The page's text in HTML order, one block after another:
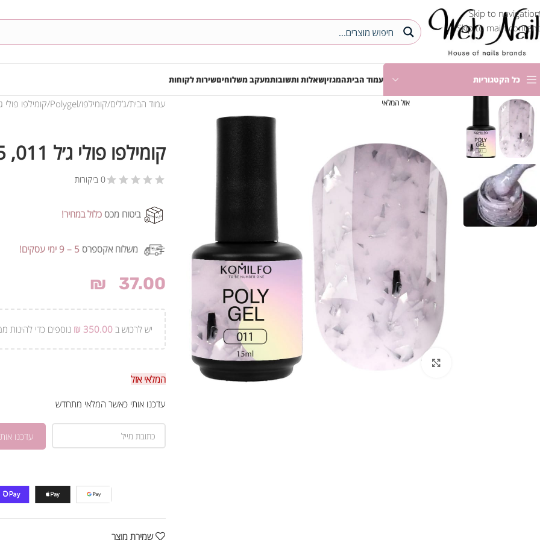
Skip to navigation
Skip to main content
כל הקטגוריות עמוד הביתהמגזיןשאלות ותשובותמעקב משלוחיםשירות לקוחות
אזל המלאי
לחץ להגדלת התמונה
עמוד הבית ג’לים קומילפו Polygel קומילפו פולי ג׳ל 011,
קומילפו פולי ג׳ל 011, 15 מ”ל
0 ביקורות
ביטוח מכס כלול במחיר!
משלוח אקספרס 5 – 9 ימי עסקים!
₪ 37.00
יש לרכוש ב ₪ 350.00 נוספים כדי להינות
המלאי אזל
עדכנו אותי כאשר המלאי מתחדש
שמירת מוצר